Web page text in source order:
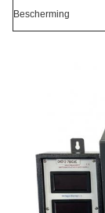
Bescherming